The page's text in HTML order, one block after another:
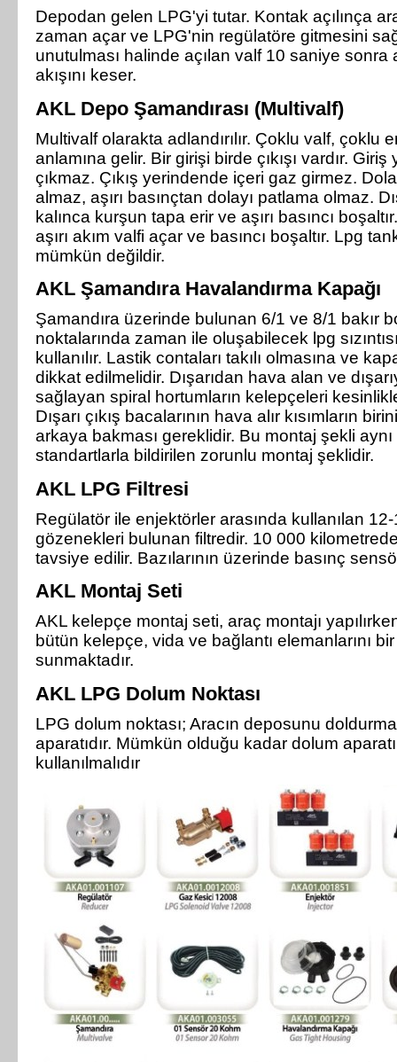
Depodan gelen LPG'yi tutar. Kontak açılınça
zaman açar ve LPG'nin regülatöre gitmesini
unutulması halinde açılan valf 10 saniye sonra
akışını keser.
AKL Depo Şamandırası (Multivalf)
Multivalf olarakta adlandırılır. Çoklu valf, çoklu
anlamına gelir. Bir girişi birde çıkışı vardır. Giriş
çıkmaz. Çıkış yerindende içeri gaz girmez.
almaz, aşırı basınçtan dolayı patlama olmaz.
kalınca kurşun tapa erir ve aşırı basıncı
aşırı akım valfi açar ve basıncı boşaltır. Lpg
mümkün değildir.
AKL Şamandıra Havalandırma Kapağı
Şamandıra üzerinde bulunan 6/1 ve 8/1 bakır
noktalarında zaman ile oluşabilecek lpg
kullanılır. Lastik contaları takılı olmasına ve
dikkat edilmelidir. Dışarıdan hava alan ve
sağlayan spiral hortumların kelepçeleri kesinlikle
Dışarı çıkış bacalarının hava alır kısımların
arkaya bakması gereklidir. Bu montaj şekli
standartlarla bildirilen zorunlu montaj şeklidir.
AKL LPG Filtresi
Regülatör ile enjektörler arasında kullanılan
gözenekleri bulunan filtredir. 10 000
tavsiye edilir. Bazılarının üzerinde basınç
AKL Montaj Seti
AKL kelepçe montaj seti, araç montajı
bütün kelepçe, vida ve bağlantı elemanlarını
sunmaktadır.
AKL LPG Dolum Noktası
LPG dolum noktası; Aracın deposunu
aparatıdır. Mümkün olduğu kadar dolum
kullanılmalıdır